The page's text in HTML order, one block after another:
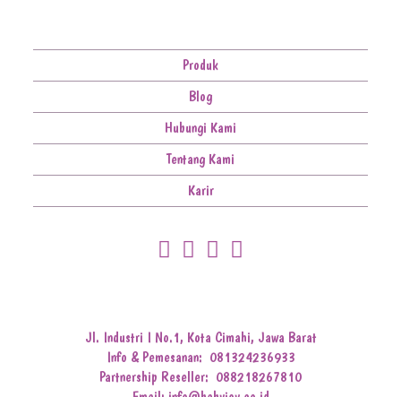
Produk
Blog
Hubungi Kami
Tentang Kami
Karir
Jl. Industri I No.1, Kota Cimahi, Jawa Barat
Info & Pemesanan: 081324236933
Partnership Reseller: 088218267810